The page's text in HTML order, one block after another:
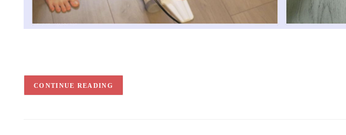
CONTINUE READING